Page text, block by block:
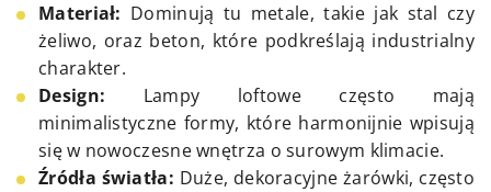
Materiał: Dominują tu metale, takie jak stal czy
żeliwo, oraz beton, które podkreślają industrialny
charakter.
Design: Lampy loftowe często mają
minimalistyczne formy, które harmonijnie wpisują
się w nowoczesne wnętrza o surowym klimacie.
Źródła światła: Duże, dekoracyjne żarówki, często